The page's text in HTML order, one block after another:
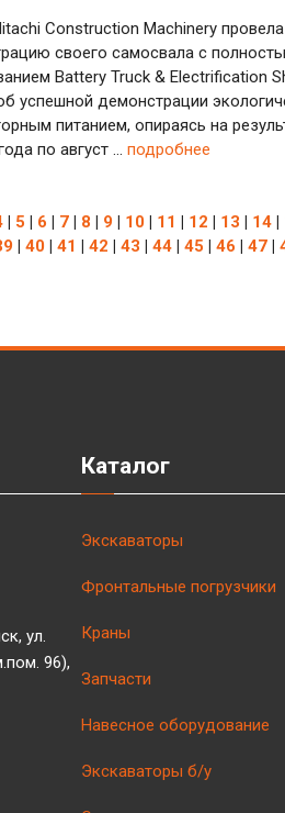
Construction Machinery
своего самосвала с
Battery Truck & Electrification
успешной демонстрации
питанием, опираясь на
по август ... подробнее
| 5 6 7| 8 9| 10| 11 12 13 14|
| 40| 41 42 43 44| 45 46 47|
ул.
96),
Каталог
Экскаваторы
Фронтальные погрузчики
Краны
Запчасти
Навесное оборудование
Экскаваторы б/у